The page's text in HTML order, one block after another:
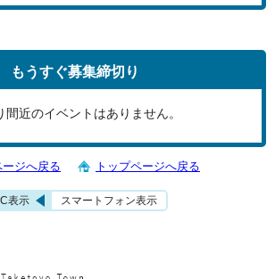
もうすぐ募集締切り
近のイベントはありません。
ジへ戻る トップページへ戻る
表示 スマートフォン表示